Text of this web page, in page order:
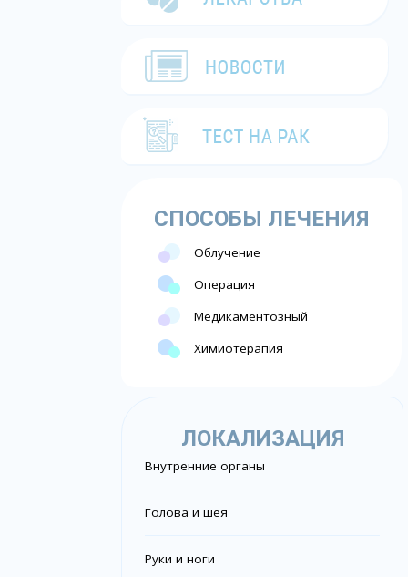
СПОСОБЫ ЛЕЧЕНИЯ
Облучение
Операция
Медикаментозный
Химиотерапия
ЛОКАЛИЗАЦИЯ
Внутренние органы
Голова и шея
Руки и ноги